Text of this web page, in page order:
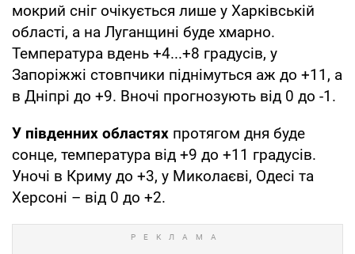
мокрий сніг очікується лише у Харківській
області, а на Луганщині буде хмарно.
Температура вдень +4...+8 градусів, у
Запоріжжі стовпчики піднімуться аж до +11, а
в Дніпрі до +9. Вночі прогнозують від 0 до -1.
У південних областях протягом дня буде
сонце, температура від +9 до +11 градусів.
Уночі в Криму до +3, у Миколаєві, Одесі та
Херсоні – від 0 до +2.